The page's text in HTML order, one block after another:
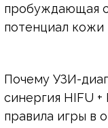
пробуждающая
потенциал кожи
Почему УЗИ-
синергия HIFU
правила игры в